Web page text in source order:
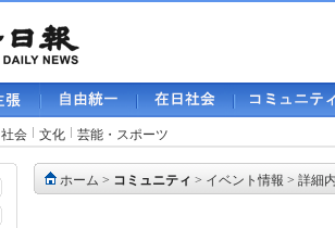
社会 文化 芸能・スポーツ
ホーム > コミュニティ > イベント情報 > 詳細